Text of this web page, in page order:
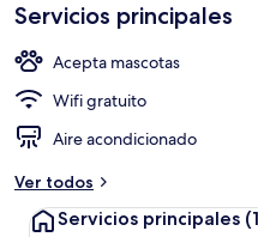
Servicios principales
Acepta mascotas
Wifi gratuito
Aire acondicionado
Ver todos
Servicios principales